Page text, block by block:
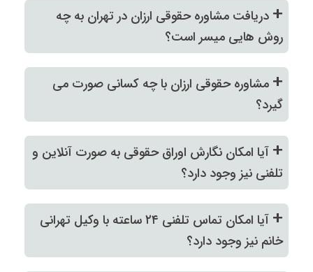
+ دریافت مشاوره حقوقی ارزان در تهران به چه
روش هایی میسر است؟
+ مشاوره حقوقی ارزان با چه کسانی صورت می
گیرد؟
+ آیا امکان نگارش اوراق حقوقی به صورت آنلاین و
تلفنی نیز وجود دارد؟
+
آیا امکان تماس تلفنی ۲۴ ساعته با وکیل تهرانی
خانم نیز وجود دارد؟